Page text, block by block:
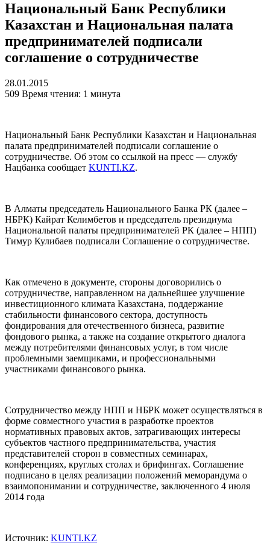
Национальный Банк Республики
Казахстан и Национальная палата
предпринимателей подписали
соглашение о сотрудничестве
28.01.2015
509 Время чтения: 1 минута
Национальный Банк Республики Казахстан и Национальная
палата предпринимателей подписали соглашение о
сотрудничестве. Об этом со ссылкой на пресс — службу
Нацбанка сообщает KUNTI.KZ.
В Алматы председатель Национального Банка РК (далее –
НБРК) Кайрат Келимбетов и председатель президиума
Национальной палаты предпринимателей РК (далее – НПП)
Тимур Кулибаев подписали Соглашение о сотрудничестве.
Как отмечено в документе, стороны договорились о
сотрудничестве, направленном на дальнейшее улучшение
инвестиционного климата Казахстана, поддержание
стабильности финансового сектора, доступность
фондирования для отечественного бизнеса, развитие
фондового рынка, а также на создание открытого диалога
между потребителями финансовых услуг, в том числе
проблемными заемщиками, и профессиональными
участниками финансового рынка.
Сотрудничество между НПП и НБРК может осуществляться в
форме совместного участия в разработке проектов
нормативных правовых актов, затрагивающих интересы
субъектов частного предпринимательства, участия
представителей сторон в совместных семинарах,
конференциях, круглых столах и брифингах. Соглашение
подписано в целях реализации положений меморандума о
взаимопонимании и сотрудничестве, заключенного 4 июля
2014 года
Источник: KUNTI.KZ